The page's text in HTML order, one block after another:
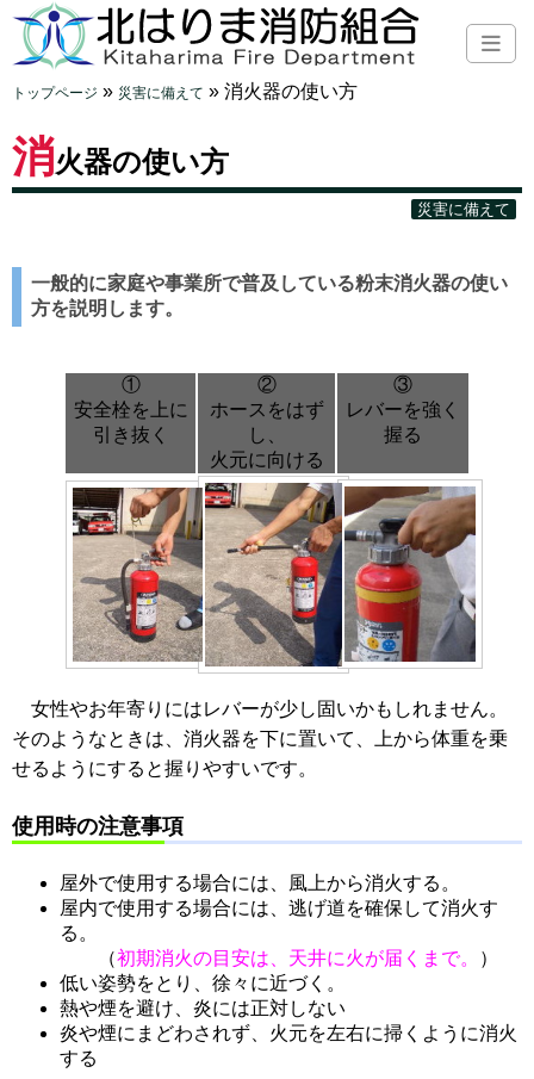
トップページ » 災害に備えて » 消火器の使い方
消火器の使い方
災害に備えて
一般的に家庭や事業所で普及している粉末消火器の使い
方を説明します。
①
安全栓を上に
引き抜く
②
ホースをはず
し、
火元に向ける
③
レバーを強く
握る
女性やお年寄りにはレバーが少し固いかもしれません。
そのようなときは、消火器を下に置いて、上から体重を乗
せるようにすると握りやすいです。
使用時の注意事項
屋外で使用する場合には、風上から消火する。
屋内で使用する場合には、逃げ道を確保して消火す
る。
（初期消火の目安は、天井に火が届くまで。
）
低い姿勢をとり、徐々に近づく。
熱や煙を避け、炎には正対しない
炎や煙にまどわされず、火元を左右に掃くように消火
する